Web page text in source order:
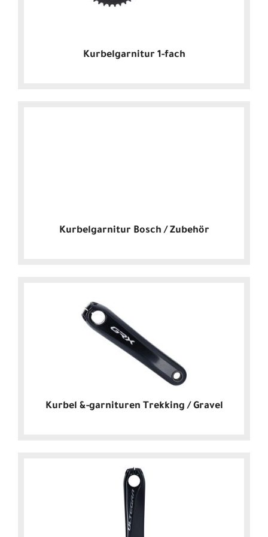
Kurbelgarnitur 1-fach
Kurbelgarnitur Bosch / Zubehör
Kurbel &-garnituren Trekking / Gravel